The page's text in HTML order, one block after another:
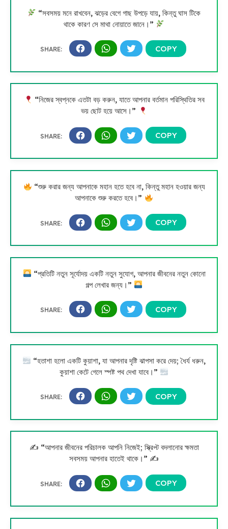
“সবসময় মনে রাখবেন, ঝড়ের বেগে গাছ উপড়ে যায়, কিন্তু ঘাস টিকে
থাকে কারণ সে মাথা নোয়াতে জানে।”
“নিজের স্বপ্নকে এতটা বড় করুন, যাতে আপনার বর্তমান পরিস্থিতির সব
ভয় ছোট হয়ে আসে।”
“শুরু করার জন্য আপনাকে মহান হতে হবে না, কিন্তু মহান হওয়ার জন্য
আপনাকে শুরু করতে হবে।”
“প্রতিটি নতুন সূর্যোদয় একটি নতুন সুযোগ, আপনার জীবনের নতুন কোনো
গল্প লেখার জন্য।”
“হতাশা হলো একটি কুয়াশা, যা আপনার দৃষ্টি ঝাপসা করে দেয়; ধৈর্য ধরুন,
কুয়াশা কেটে গেলে স্পষ্ট পথ দেখা যাবে।”
✍️ “আপনার জীবনের পরিচালক আপনি নিজেই; স্ক্রিপ্ট বদলানোর ক্ষমতা
সবসময় আপনার হাতেই থাকে।” ✍️